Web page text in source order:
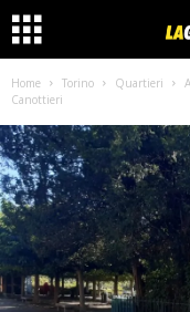
Home Torino Quartieri
Canottieri